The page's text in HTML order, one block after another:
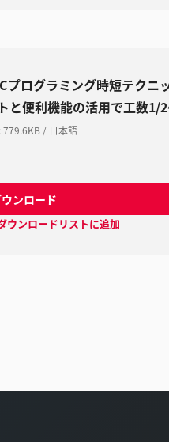
プログラミング時短テクニ
と便利機能の活用で工数1/
:779.6KB / 日本語
ンロード
ウンロードリストに追加